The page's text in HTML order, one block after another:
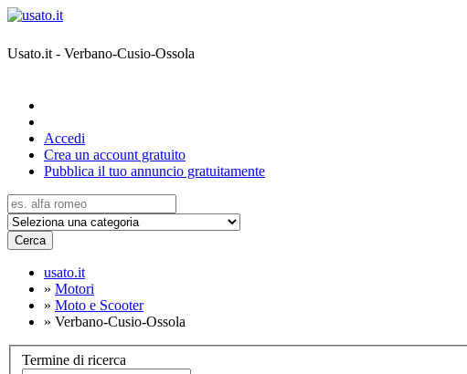
Usato.it - Verbano-Cusio-Ossola
Accedi
Crea un account gratuito
Pubblica il tuo annuncio gratuitamente
Cerca
usato.it
» Motori
» Moto e Scooter
» Verbano-Cusio-Ossola
Termine di ricerca